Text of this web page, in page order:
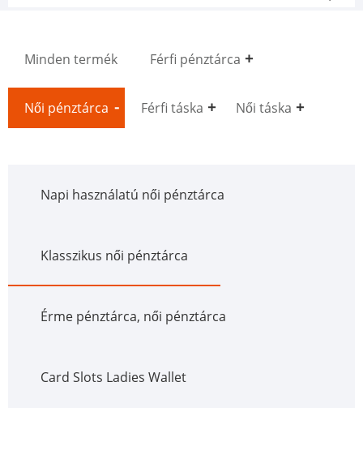
Minden termék Férfi pénztárca
Női pénztárca Férfi táska Női táska
Napi használatú női pénztárca
Klasszikus női pénztárca
Érme pénztárca, női pénztárca
Card Slots Ladies Wallet